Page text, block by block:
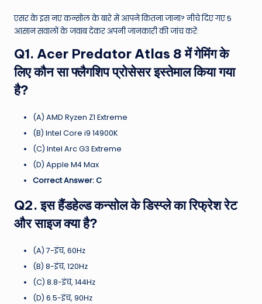
एसर के इस नए कन्सोल के बारे में आपने कितना जाना? नीचे दिए गए 5
आसान सवालों के जवाब देकर अपनी जानकारी की जांच करें:
Q1. Acer Predator Atlas 8 में गेमिंग के
लिए कौन सा फ्लैगशिप प्रोसेसर इस्तेमाल किया गया
है?
(A) AMD Ryzen Z1 Extreme
(B) Intel Core i9 14900K
(C) Intel Arc G3 Extreme
(D) Apple M4 Max
Correct Answer: C
Q2. इस हैंडहेल्ड कन्सोल के डिस्प्ले का रिफ्रेश रेट
और साइज क्या है?
(A) 7-इंच, 60Hz
(B) 8-इंच, 120Hz
(C) 8.8-इंच, 144Hz
(D) 6.5-इंच, 90Hz